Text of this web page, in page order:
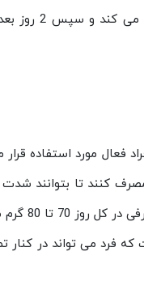
5 روز را با
فعال مورد استفاده
کربوهیدرات مصرف کنند تا
80 گرم می باشد.
فرد می تواند در